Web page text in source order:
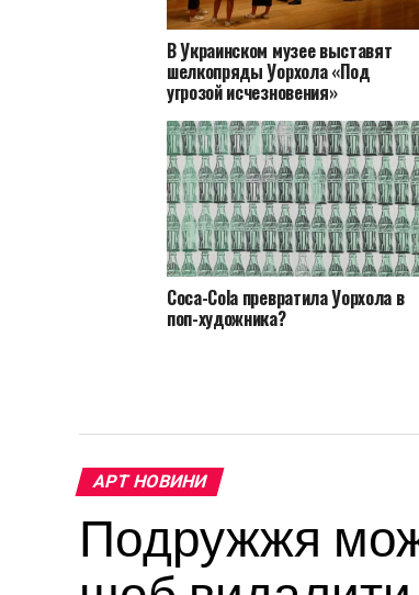
В Украинском музее выставят
шелкопряды Уорхола «Под
угрозой исчезновения»
Coca-Cola превратила Уорхола в
поп-художника?
АРТ НОВИНИ
Подружжя